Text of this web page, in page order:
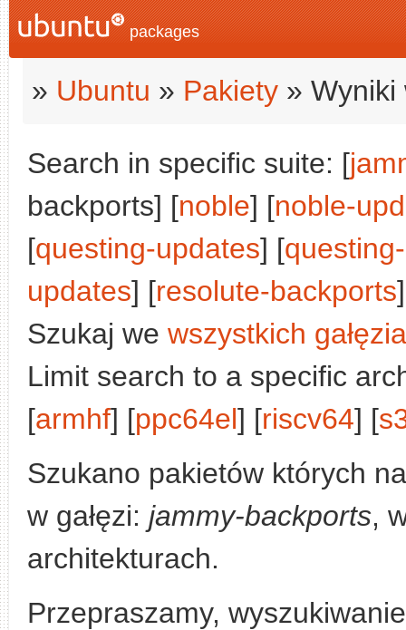
packages
» Ubuntu » Pakiety » Wyniki
Search in specific suite: [
backports] [noble] [noble-
[questing-updates] [
updates] [resolute-backports
Szukaj we wszystkich
Limit search to a specific
[armhf] [ppc64el] [riscv64] [
Szukano pakietów których
w gałęzi: jammy-backports,
architekturach.
Przepraszamy,